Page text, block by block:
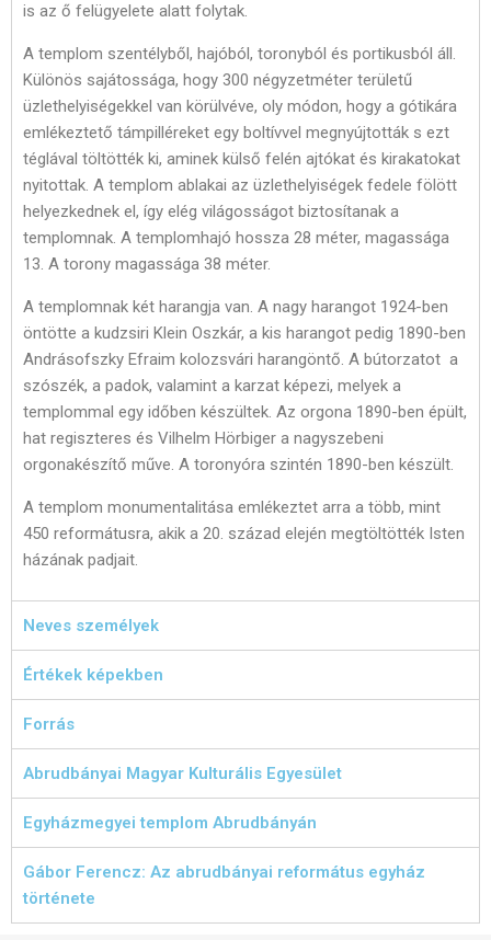
is az ő felügyelete alatt folytak.
A templom szentélyből, hajóból, toronyból és portikusból áll.
Különös sajátossága, hogy 300 négyzetméter területű
üzlethelyiségekkel van körülvéve, oly módon, hogy a gótikára
emlékeztető támpilléreket egy boltívvel megnyújtották s ezt
téglával töltötték ki, aminek külső felén ajtókat és kirakatokat
nyitottak. A templom ablakai az üzlethelyiségek fedele fölött
helyezkednek el, így elég világosságot biztosítanak a
templomnak. A templomhajó hossza 28 méter, magassága
13. A torony magassága 38 méter.
A templomnak két harangja van. A nagy harangot 1924-ben
öntötte a kudzsiri Klein Oszkár, a kis harangot pedig 1890-ben
Andrásofszky Efraim kolozsvári harangöntő. A bútorzatot a
szószék, a padok, valamint a karzat képezi, melyek a
templommal egy időben készültek. Az orgona 1890-ben épült,
hat regiszteres és Vilhelm Hörbiger a nagyszebeni
orgonakészítő műve. A toronyóra szintén 1890-ben készült.
A templom monumentalitása emlékeztet arra a több, mint
450 reformátusra, akik a 20. század elején megtöltötték Isten
házának padjait.
Neves személyek
Értékek képekben
Forrás
Abrudbányai Magyar Kulturális Egyesület
Egyházmegyei templom Abrudbányán
Gábor Ferencz: Az abrudbányai református egyház
története